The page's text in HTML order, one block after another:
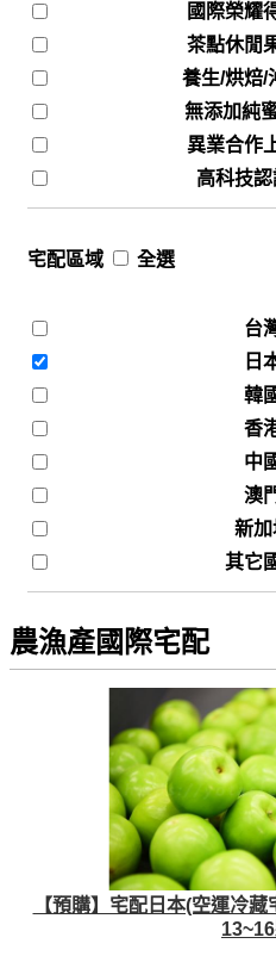
國際榮耀
茶點休閒
養生/烘焙/
無添加純
異業合作
高科技
宅配區域 全選
台
日
韓
香
中
澳
新加
其它
農漁產國際宅配
【預購】宅配日本(空運冷